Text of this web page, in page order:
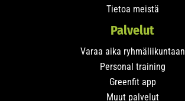
Tietoa meistä
Palvelut
Varaa aika ryhmäliikuntaan
Personal training
Greenfit app
Muut palvelut